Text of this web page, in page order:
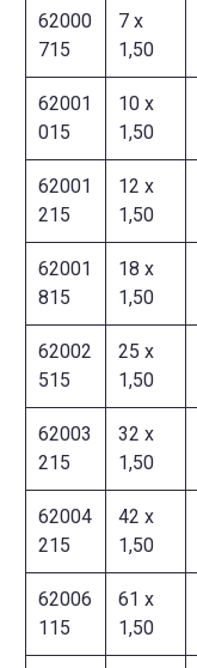
62000
715
7 x
1,50
62001
015
10 x
1,50
62001
215
12 x
1,50
62001
815
18 x
1,50
62002
515
25 x
1,50
62003
215
32 x
1,50
62004
215
42 x
1,50
62006
115
61 x
1,50